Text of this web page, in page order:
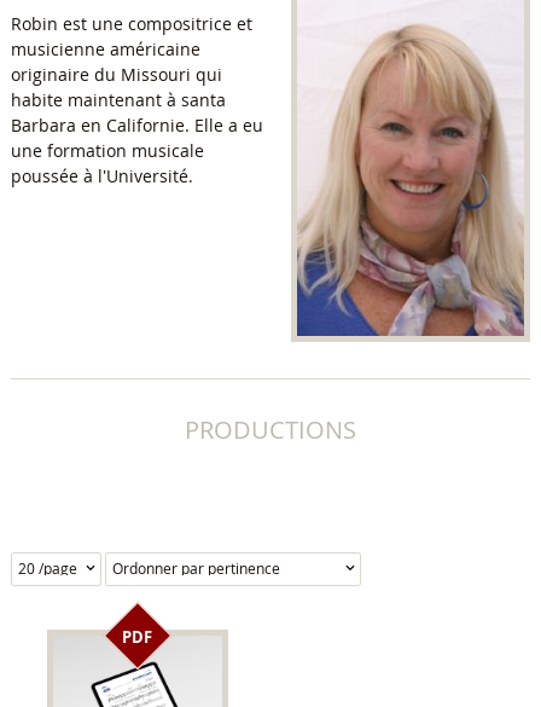
Robin est une compositrice et
musicienne américaine
originaire du Missouri qui
habite maintenant à santa
Barbara en Californie. Elle a eu
une formation musicale
poussée à l'Université.
PRODUCTIONS
PDF